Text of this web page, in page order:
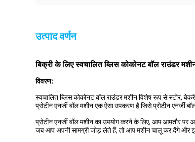
उत्पाद वर्णन
बिक्री के लिए स्वचालित ब्लिस कोकोनट बॉल राउंडर
विवरण:
स्वचालित ब्लिस कोकोनट बॉल राउंडर मशीन विशेष रूप से स्टोर,
प्रोटीन एनर्जी बॉल मशीन एक ऐसा उपकरण है जिसे प्रोटीन एनर्जी
प्रोटीन एनर्जी बॉल मशीन का उपयोग करने के लिए, आप आमतौर
जब आप अपनी सामग्री जोड़ लेते हैं, तो आप मशीन चालू कर देंगे और